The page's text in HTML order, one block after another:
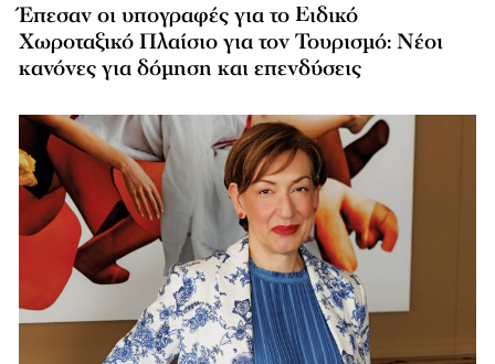
Έπεσαν οι υπογραφές για το Ειδικό
Χωροταξικό Πλαίσιο για τον Τουρισμό: Νέοι
κανόνες για δόμηση και επενδύσεις